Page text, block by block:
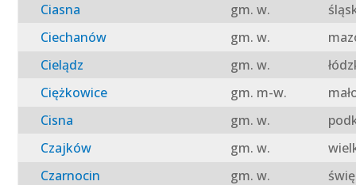
Ciasna
gm. w.
Ciechanów
gm. w.
Cielądz
gm. w.
Ciężkowice
gm. m-w.
Cisna
gm. w.
Czajków
gm. w.
Czarnocin
gm. w.